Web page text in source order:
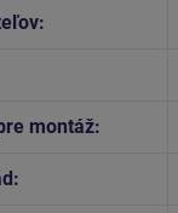
montáž: